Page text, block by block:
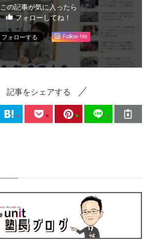
この記事が気に入ったら
フォローしてね！
Follow Me
記事をシェアする